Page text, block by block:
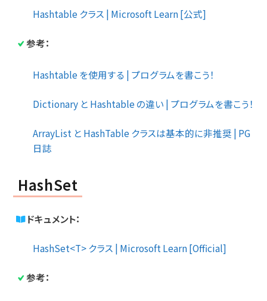
Hashtable クラス | Microsoft Learn [公式]
参考：
Hashtable を使用する | プログラムを書こう！
Dictionary と Hashtable の違い | プログラムを書こう！
ArrayList と HashTable クラスは基本的に非推奨 | PG
日誌
HashSet
ドキュメント：
HashSet<T> クラス | Microsoft Learn [Official]
参考：